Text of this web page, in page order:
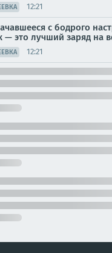
12:21
с бодрого
— это лучший заряд на
12:21